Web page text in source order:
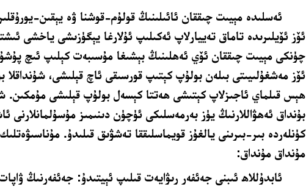
ئەسلىدە مېيىت چىققان ئائىلىنىڭ قولۇم-قوشنا ۋە يېقىن-
ئۆز ئۆيلىرىدە تاماق تەييارلاپ ئەكىلىپ ئۇلارغا يېگۈزىشى ياخشى
چۈنكى مېيىت چىققان ئۆي ئەھلىنىڭ بېشىغا مۇسىبەت كېلىپ ئىچ
ئۆز مەشغۇلىيىتى بىلەن بولۇپ كېتىپ قورسىقى ئاچ قېلىشى، شۇنداقلا
ھېس قىلماي ئاجىزلاپ كېتىشى ھەتتا كېسەل بولۇپ قېلىشى مۇمكىن.
بۇنداق ئەھۋاللارنىڭ يۈز بەرمەسلىكى ئۈچۈن دىنىمىز مۇسۇلمانلارنى
كۈنلەردە بىر-بىرىنى يالغۇز قويماسلىققا تەشۋىق قىلىدۇ.
مۇنداق مۇنداق:
ئابدۇللاھ ئىبنى جەئفەر رىۋايەت قىلىپ ئېيتىدۇ: جەئفەرنىڭ